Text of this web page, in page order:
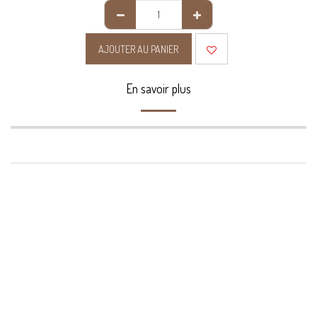
AJOUTER AU PANIER
En savoir plus